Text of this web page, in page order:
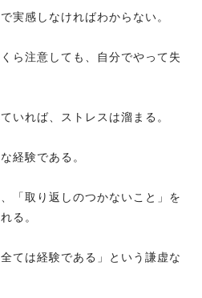
実感しなければわからない。
ら注意しても、自分でやって失
いれば、ストレスは溜まる。
経験である。
「取り返しのつかないこと」を
る。
ては経験である」という謙虚な